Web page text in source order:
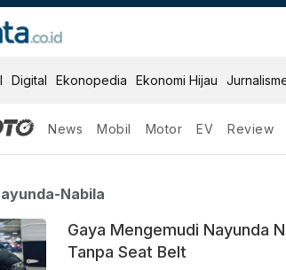
Digital Ekonopedia Ekonomi Hijau
News Mobil Motor EV Review
Nabila
Nabila
Gaya Mengemudi Nayunda
Tanpa Seat Belt